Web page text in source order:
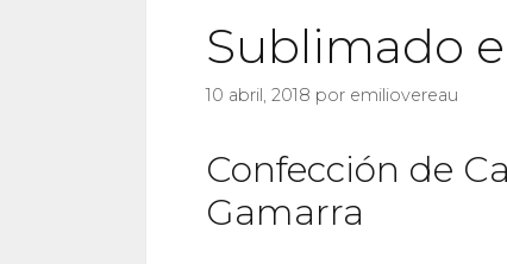
Sublimado
10 abril, 2018 por emiliovereau
Confección de
Gamarra